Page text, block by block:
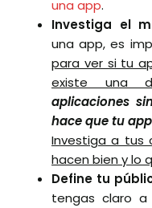
una app.
Investiga el
una app, es
para ver si tu
existe una
aplicaciones
hace que tu
Investiga a tus
hacen bien y lo
Define tu
tengas claro